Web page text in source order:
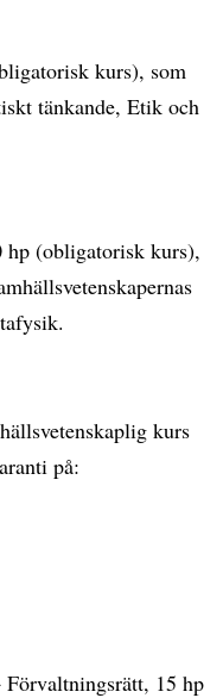
kurs), som
tänkande, Etik och
hp (obligatorisk kurs),
kurs
på:
15 hp